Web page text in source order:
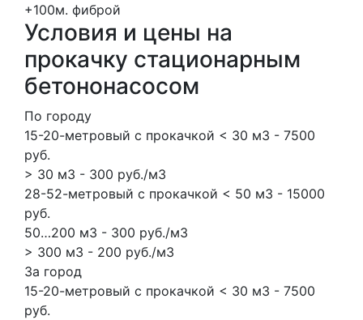
+100м. фиброй
Условия и цены на
прокачку стационарным
бетононасосом
По городу
15-20-метровый с прокачкой < 30 м3 - 7500
руб.
> 30 м3 - 300 руб./м3
28-52-метровый с прокачкой < 50 м3 - 15000
руб.
50…200 м3 - 300 руб./м3
> 300 м3 - 200 руб./м3
За город
15-20-метровый с прокачкой < 30 м3 - 7500
руб.